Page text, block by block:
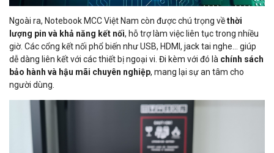
Ngoài ra, Notebook MCC Việt Nam còn được chú trọng vềthời
lượng pin và khả năng kết nối, hỗ trợ làm việc liên tục trong nhiều
giờ. Các cổng kết nối phổ biến như USB, HDMI, jack tai nghe… giúp
dễ dàng liên kết với các thiết bị ngoại vi. Đi kèm với đó là chính sách
bảo hành và hậu mãi chuyên nghiệp, mang lại sự an tâm cho
người dùng.